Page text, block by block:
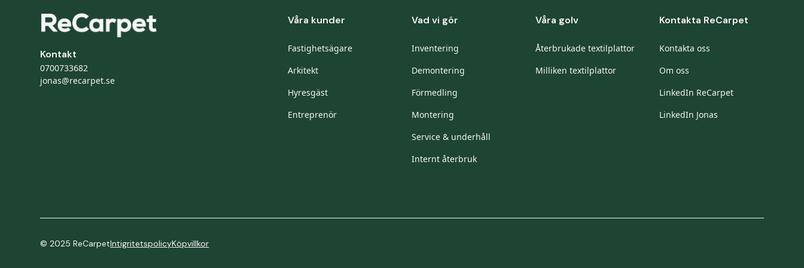
Kontakt
0700733682
jonas@recarpet.se
Våra kunder
Fastighetsägare
Arkitekt
Hyresgäst
Entreprenör
Vad vi gör
Inventering
Demontering
Förmedling
Montering
Service & underhåll
Internt återbruk
Våra golv
Återbrukade textilplattor
Milliken textilplattor
Kontakta ReCarpet
Kontakta oss
Om oss
LinkedIn ReCarpet
LinkedIn Jonas
© 2025 ReCarpetIntigritetspolicyKöpvillkor